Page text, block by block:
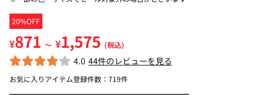
20%OFF
¥871 ～ ¥1,575 (税込)
4.0 44件のレビューを見る
お気に入りアイテム登録件数： 719件